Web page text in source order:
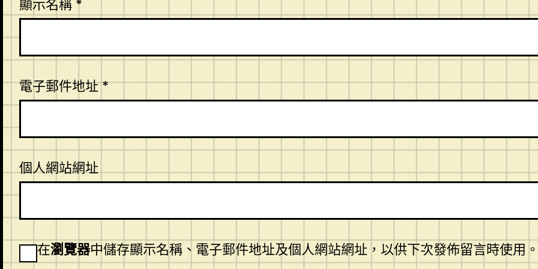
顯示名稱 *
電子郵件地址*
個人網站網址
在瀏覽器中儲存顯示名稱、電子郵件地址及個人網站網址，以供下次發佈留言時使用